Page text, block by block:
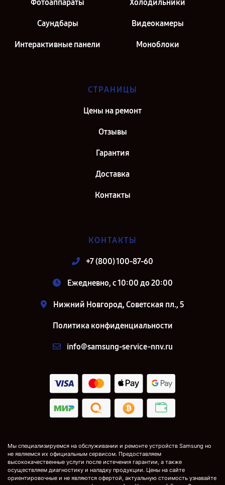
Фотоаппараты Холодильники
Саундбары Видеокамеры
Интерактивные панели Моноблоки
СТРАНИЦЫ
Цены на ремонт
Отзывы
Гарантия
Доставка
Контакты
КОНТАКТЫ
+7 (800) 100-87-60
Ежедневно, с 10:00 до 20:00
Нижний Новгород, Советская пл., 5
Политика конфиденциальности
info@samsung-service-nnv.ru
Мы специализируемся на обслуживании и ремонте устройств Samsung но
не являемся их официальным сервисом. Предоставляем
высококачественные услуги после истечения гарантии, а также
осуществляем диагностику и наладку продукции. Цены на сайте
ориентировочные и не являются офертой, актуальную стоимость узнавайте